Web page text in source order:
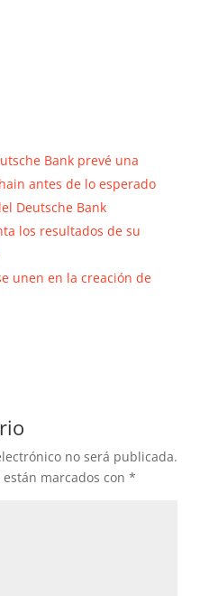
Bank prevé una
antes de lo esperado
Deutsche Bank
los resultados de su
unen en la creación de
no será publicada.
marcados con *